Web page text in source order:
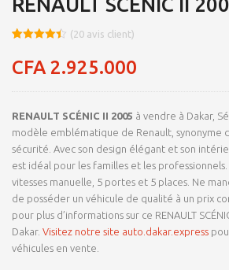
sur 5
basé sur
client
(20 avis client)
CFA 2.925.000
RENAULT SCÉNIC II 2005 à vendre à Dakar,
modèle emblématique de Renault ,
sécurité. Avec son design élégant et son
est idéal pour les familles et les professionnels.
vitesses manuelle,
5 portes et 5 places . Ne
de posséder un véhicule de qualité à un prix
pour plus d’informations sur ce RENAULT
Dakar. Visitez notre site auto.dakar.express
véhicules en vente.